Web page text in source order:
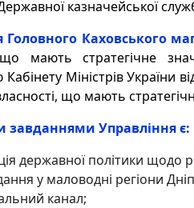
казначейської
Головного Каховського
що мають стратегічне
Міністрів України
що мають
Управління є:
державної політики щодо
у маловодні регіони
канал;